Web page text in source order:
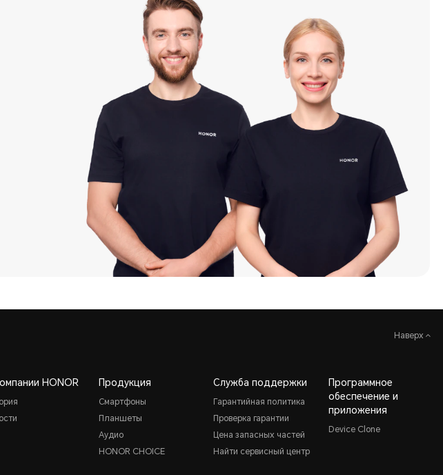
Наверх
HONOR Продукция
Смартфоны
Планшеты
Аудио
HONOR CHOICE
Служба поддержки
Гарантийная политика
Проверка гарантии
Цена запасных частей
Найти сервисный центр
Программное
обеспечение и
приложения
Device Clone